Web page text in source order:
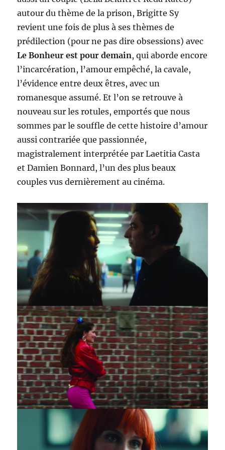
autour du thème de la prison, Brigitte Sy
revient une fois de plus à ses thèmes de
prédilection (pour ne pas dire obsessions) avec
Le Bonheur est pour demain, qui aborde encore
l’incarcération, l’amour empêché, la cavale,
l’évidence entre deux êtres, avec un
romanesque assumé. Et l’on se retrouve à
nouveau sur les rotules, emportés que nous
sommes par le souffle de cette histoire d’amour
aussi contrariée que passionnée,
magistralement interprétée par Laetitia Casta
et Damien Bonnard, l’un des plus beaux
couples vus dernièrement au cinéma.